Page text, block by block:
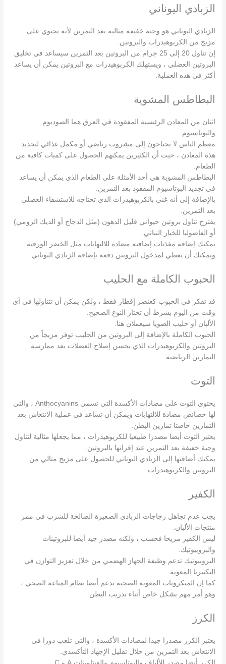
الزبادي اليوناني
الزبادي اليوناني هو وجبة خفيفة مثالية بعد التمرين لأنه يحتوي على
مزيج من الكربوهيدرات والبروتين.
إن تناول 20 إلى 25 جرام من البروتين بعد التمرين سيساعد في تخليق
البروتين العضلي ، ويستهلك الكربوهيدرات مع البروتين يمكن أن يساعد
أكثر في هذه العملية.
البطاطس المشوية
اثنان من المعادن الرئيسية المفقودة في العرق هما الصوديوم
والبوتاسيوم.
معظم الناس لا يحتاجون إلى مشروب رياضي أو مكمل غذائي لتجديد
هذه المعادن ، حيث أن الكثيرين يمكنهم الحصول على كميات كافية من
الطعام.
البطاطس المشوية هي أحد الأمثلة على الطعام الذي يمكن أن يساعد
في تجديد البوتاسيوم المفقود بعد التمرين.
بالإضافة إلى أنه غني بالكربوهيدرات الذي تحتاجه للاستشفاء العضلي
بعد التمرين.
يقترح تناول بروتين حيواني قليل الدهون (مثل الدجاج أو الديك الرومي)
أو الفاصوليا للخيار النباتي.
يمكنك إضافة مغذيات إضافية مضادة للالتهابات مثل الخضر الورقية
ويمكنك أن تعطي لمدخول البروتين دفعة بإضافة الزبادي اليوناني.
الحبوب الكاملة مع الحليب
قد تفكر في الحبوب كعنصر إفطار فقط ، ولكن يمكن أن تتناولها في أي
وقت من اليوم بشرط أن تختار النوع الصحيح.
الألبان أو حليب الصويا سيعملان هنا.
الحبوب الكاملة بالإضافة إلى البروتين من الحليب توفر مزيجاً من
البروتين والكربوهيدرات الذي يحسن إصلاح العضلات بعد ممارسة
التمارين الرياضية.
التوت
يحتوي التوت على مضادات الأكسدة التي تسمى Anthocyanins ، والتي
لها خصائص مضادة للالتهابات ويمكن أن تساعد في عملية الانتعاش بعد
التمارين خاصتا تمارين البطن.
يعتبر التوت أيضا مصدرا طبيعيا للكربوهيدرات ، مما يجعلها مثالية لتناول
وجبة خفيفة بعد التمرين عند إقرانها بالبروتين.
يمكنك أضافتها إلى الزبادي اليوناني للحصول على مزيج مثالي من
البروتين والكربوهيدرات.
الكفير
يجب عدم تجاهل زجاجات الزبادي الصغيرة الصالحة للشرب في ممر
منتجات الألبان.
ليس الكفير مريحا فحسب ، ولكنه مصدر جيد أيضا للبروتينات
والبروبيوتيك.
البروبيوتيك تدعم وظيفة الجهاز الهضمي من خلال تعزيز التوازن في
البكتيريا المعوية.
كما إن الميكروبات المعوية الصحية تدعم أيضا نظام المناعة الصحي ،
وهو أمر مهم بشكل خاص أثناء تدريب البطن.
الكرز
يعتبر الكرز مصدرا جيدا لمضادات الأكسدة ، والتي تلعب دورا في
الانتعاش بعد التمرين من خلال تقليل الإجهاد التأكسدي.